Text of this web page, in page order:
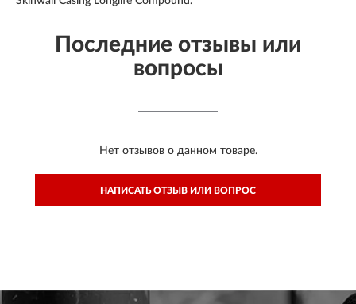
Последние отзывы или
вопросы
Нет отзывов о данном товаре.
НАПИСАТЬ ОТЗЫВ ИЛИ ВОПРОС